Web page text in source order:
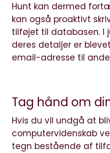
Hunt kan dermed
kan også proaktivt
tilføjet til databasen. I
deres detaljer er
email-adresse til
Tag hånd om
Hvis du vil undgå at
computervidenskab
tegn bestående af